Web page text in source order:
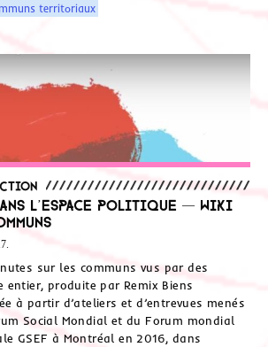
territoriaux
l’espace politique — Wiki
sur les communs vus par des
produite par Remix Biens
à partir d’ateliers et d’entrevues menés
Social Mondial et du Forum mondial
GSEF à Montréal en 2016, dans